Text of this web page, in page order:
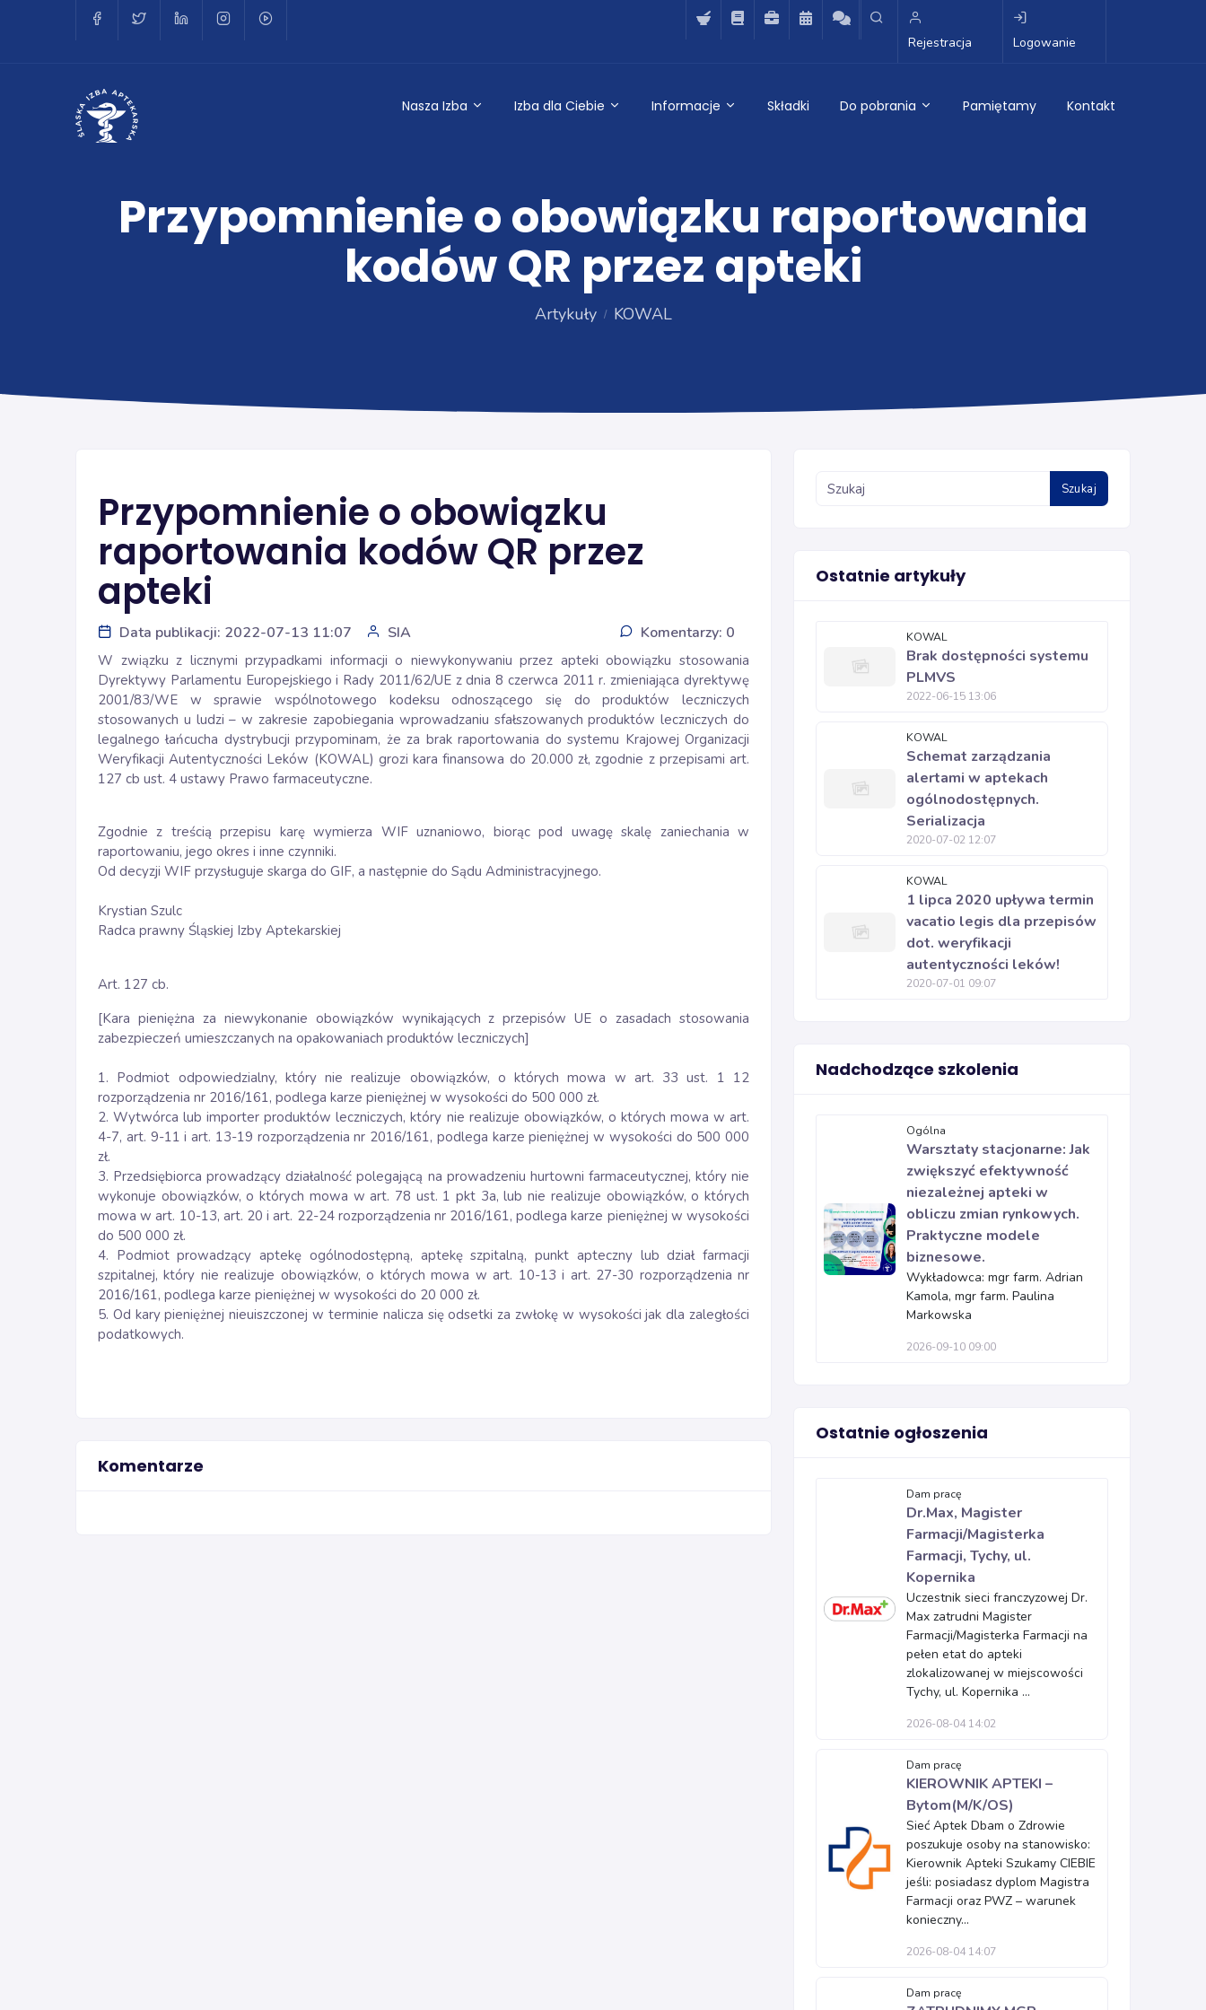
Rejestracja Logowanie
Nasza Izba Izba dla Ciebie Informacje Składki Do pobrania Pamiętamy Kontakt
Przypomnienie o obowiązku raportowania
kodów QR przez apteki
Artykuły KOWAL
Przypomnienie o obowiązku
raportowania kodów QR przez
apteki
Data publikacji: 2022-07-13 11:07 SIA Komentarzy: 0
W związku z licznymi przypadkami informacji o niewykonywaniu przez apteki obowiązku stosowania
Dyrektywy Parlamentu Europejskiego i Rady 2011/62/UE z dnia 8 czerwca 2011 r. zmieniająca dyrektywę
2001/83/WE w sprawie wspólnotowego kodeksu odnoszącego się do produktów leczniczych
stosowanych u ludzi – w zakresie zapobiegania wprowadzaniu sfałszowanych produktów leczniczych do
legalnego łańcucha dystrybucji przypominam, że za brak raportowania do systemu Krajowej Organizacji
Weryfikacji Autentyczności Leków (KOWAL) grozi kara finansowa do 20.000 zł, zgodnie z przepisami art.
127 cb ust. 4 ustawy Prawo farmaceutyczne.
Zgodnie z treścią przepisu karę wymierza WIF uznaniowo, biorąc pod uwagę skalę zaniechania w
raportowaniu, jego okres i inne czynniki.
Od decyzji WIF przysługuje skarga do GIF, a następnie do Sądu Administracyjnego.
Krystian Szulc
Radca prawny Śląskiej Izby Aptekarskiej
Art. 127 cb.
[Kara pieniężna za niewykonanie obowiązków wynikających z przepisów UE o zasadach stosowania
zabezpieczeń umieszczanych na opakowaniach produktów leczniczych]
1. Podmiot odpowiedzialny, który nie realizuje obowiązków, o których mowa w art. 33 ust. 1 12
rozporządzenia nr 2016/161, podlega karze pieniężnej w wysokości do 500 000 zł.
2. Wytwórca lub importer produktów leczniczych, który nie realizuje obowiązków, o których mowa w art.
4-7, art. 9-11 i art. 13-19 rozporządzenia nr 2016/161, podlega karze pieniężnej w wysokości do 500 000
zł.
3. Przedsiębiorca prowadzący działalność polegającą na prowadzeniu hurtowni farmaceutycznej, który nie
wykonuje obowiązków, o których mowa w art. 78 ust. 1 pkt 3a, lub nie realizuje obowiązków, o których
mowa w art. 10-13, art. 20 i art. 22-24 rozporządzenia nr 2016/161, podlega karze pieniężnej w wysokości
do 500 000 zł.
4. Podmiot prowadzący aptekę ogólnodostępną, aptekę szpitalną, punkt apteczny lub dział farmacji
szpitalnej, który nie realizuje obowiązków, o których mowa w art. 10-13 i art. 27-30 rozporządzenia nr
2016/161, podlega karze pieniężnej w wysokości do 20 000 zł.
5. Od kary pieniężnej nieuiszczonej w terminie nalicza się odsetki za zwłokę w wysokości jak dla zaległości
podatkowych.
Komentarze
Szukaj
Ostatnie artykuły
KOWAL
Brak dostępności systemu
PLMVS
2022-06-15 13:06
KOWAL
Schemat zarządzania
alertami w aptekach
ogólnodostępnych.
Serializacja
2020-07-02 12:07
KOWAL
1 lipca 2020 upływa termin
vacatio legis dla przepisów
dot. weryfikacji
autentyczności leków!
2020-07-01 09:07
Nadchodzące szkolenia
Ogólna
Warsztaty stacjonarne: Jak
zwiększyć efektywność
niezależnej apteki w
obliczu zmian rynkowych.
Praktyczne modele
biznesowe.
Wykładowca: mgr farm. Adrian
Kamola, mgr farm. Paulina
Markowska
2026-09-10 09:00
Ostatnie ogłoszenia
Dam pracę
Dr.Max, Magister
Farmacji/Magisterka
Farmacji, Tychy, ul.
Kopernika
Uczestnik sieci franczyzowej Dr.
Max zatrudni Magister
Farmacji/Magisterka Farmacji na
pełen etat do apteki
zlokalizowanej w miejscowości
Tychy, ul. Kopernika ...
2026-08-04 14:02
Dam pracę
KIEROWNIK APTEKI –
Bytom(M/K/OS)
Sieć Aptek Dbam o Zdrowie
poszukuje osoby na stanowisko:
Kierownik Apteki Szukamy CIEBIE
jeśli: posiadasz dyplom Magistra
Farmacji oraz PWZ – warunek
konieczny...
2026-08-04 14:07
Dam pracę